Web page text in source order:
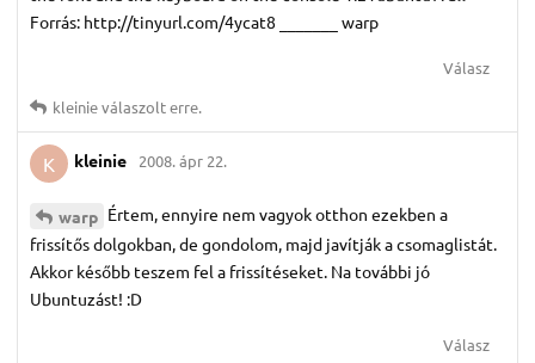
Forrás: http://tinyurl.com/4ycat8 _______ warp
Válasz
kleinieválaszolt erre.
K kleinie 2008. ápr 22.
warp Értem, ennyire nem vagyok otthon ezekben a
frissítős dolgokban, de gondolom, majd javítják a csomaglistát.
Akkor később teszem fel a frissítéseket. Na további jó
Ubuntuzást! :D
Válasz